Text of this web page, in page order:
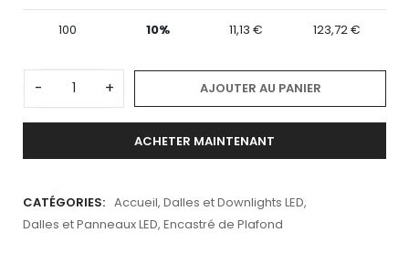
100 10% 11,13 € 123,72 €
- + AJOUTER AU PANIER
ACHETER MAINTENANT
CATÉGORIES: Accueil, Dalles et Downlights LED,
Dalles et Panneaux LED, Encastré de Plafond